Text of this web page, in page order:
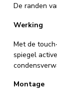
De randen
Werking
Met de
spiegel
Montage